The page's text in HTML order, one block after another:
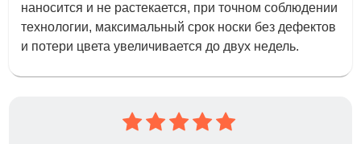
наносится и не растекается, при точном соблюдении
технологии, максимальный срок носки без дефектов
и потери цвета увеличивается до двух недель.